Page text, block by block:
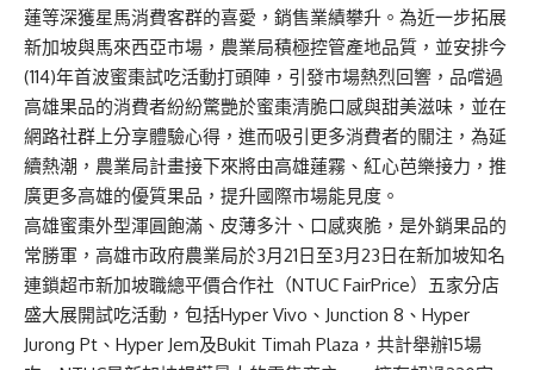
蓮等深獲星馬消費客群的喜愛，銷售業績攀升。為近一步拓展
新加坡與馬來西亞市場，農業局積極控管產地品質，並安排今
(114)年首波蜜棗試吃活動打頭陣，引發市場熱烈回響，品嚐過
高雄果品的消費者紛紛驚艷於蜜棗清脆口感與甜美滋味，並在
網路社群上分享體驗心得，進而吸引更多消費者的關注，為延
續熱潮，農業局計畫接下來將由高雄蓮霧、紅心芭樂接力，推
廣更多高雄的優質果品，提升國際市場能見度。
高雄蜜棗外型渾圓飽滿、皮薄多汁、口感爽脆，是外銷果品的
常勝軍，高雄市政府農業局於3月21日至3月23日在新加坡知名
連鎖超市新加坡職總平價合作社（NTUC FairPrice）五家分店
盛大展開試吃活動，包括Hyper Vivo、Junction 8、Hyper
Jurong Pt、Hyper Jem及Bukit Timah Plaza，共計舉辦15場